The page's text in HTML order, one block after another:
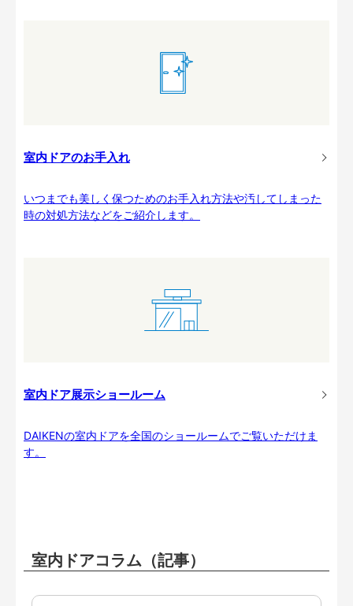
室内ドアのお手入れ
いつまでも美しく保つためのお手入れ方法や汚してしまった
時の対処方法などをご紹介します。
室内ドア展示ショールーム
DAIKENの室内ドアを全国のショールームでご覧いただけま
す。
室内ドアコラム（記事）